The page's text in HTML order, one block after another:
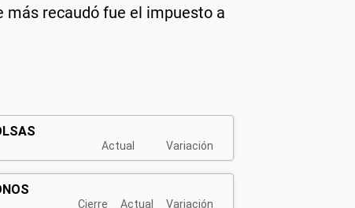
más recaudó fue el impuesto a